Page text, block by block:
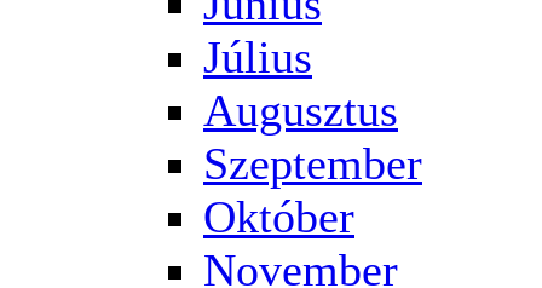
Július
Augusztus
Szeptember
Október
November